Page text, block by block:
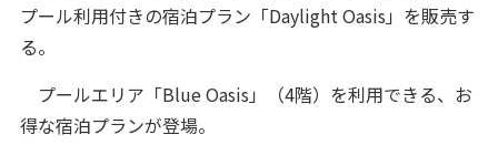
プール利用付きの宿泊プラン「Daylight Oasis」を販売す
る。
プールエリア「Blue Oasis」（4階）を利用できる、お
得な宿泊プランが登場。